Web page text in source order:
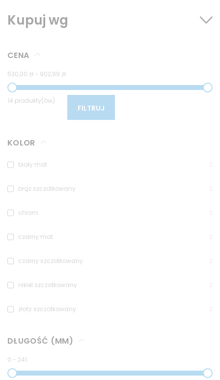
Kupuj wg
CENA
530,00 zł - 902,99 zł
14 produkty(ów)
FILTRUJ
KOLOR
biały mat
brąz szczotkowany
chrom
czarny mat
czarny szczotkowany
nikiel szczotkowany
złoty szczotkowany
DŁUGOŚĆ (MM)
0 - 241